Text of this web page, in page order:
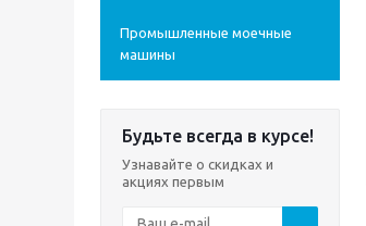
Промышленные моечные
машины
Будьте всегда в курсе!
Узнавайте о скидках и
акциях первым